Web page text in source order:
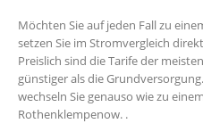
Möchten Sie auf jeden Fall zu
setzen Sie im Stromvergleich
Preislich sind die Tarife der
günstiger als die
wechseln Sie genauso wie zu
Rothenklempenow. .